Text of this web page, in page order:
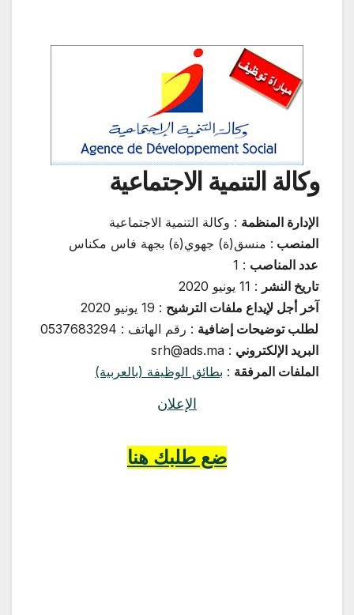
وكالة التنمية الاجتماعية
الإدارة المنظمة : وكالة التنمية الاجتماعية
المنصب : منسق(ة) جهوي(ة) بجهة فاس مكناس
عدد المناصب :
1
تاريخ النشر : 11 يونيو 2020
آخر أجل لإيداع ملفات الترشيح : 19 يونيو 2020
لطلب توضيحات إضافية : رقم الهاتف : 0537683294
البريد الإلكتروني :
srh@ads.ma
الملفات المرفقة : بطائق الوظيفة (بالعربية)
الإعلان
ضع طلبك هنا